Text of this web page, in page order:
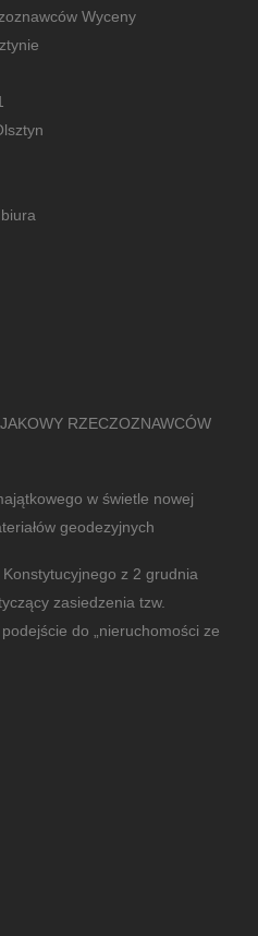
Wyceny
RZECZOZNAWCÓW
w świetle nowej
geodezyjnych
Konstytucyjnego z 2 grudnia
zasiedzenia tzw.
do „nieruchomości ze